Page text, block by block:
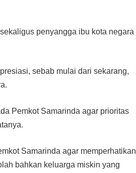
penyangga ibu kota negara
sebab mulai dari sekarang,
Pemkot Samarinda agar prioritas
Samarinda agar memperhatikan
bahkan keluarga miskin yang